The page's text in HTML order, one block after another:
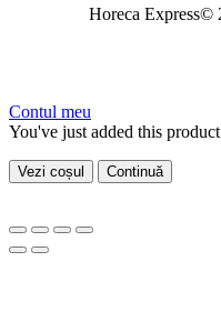
Horeca Express©
Contul meu
You've just added this
Vezi coșul Continuă